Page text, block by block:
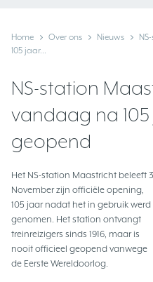
Home Over ons Nieuws
105 jaar...
NS-station
vandaag na
geopend
Het NS-station Maastricht beleeft 3
November zijn officiële opening,
105 jaar nadat het in gebruik werd
genomen. Het station ontvangt
treinreizigers sinds 1916, maar is
nooit officieel geopend vanwege
de Eerste Wereldoorlog.